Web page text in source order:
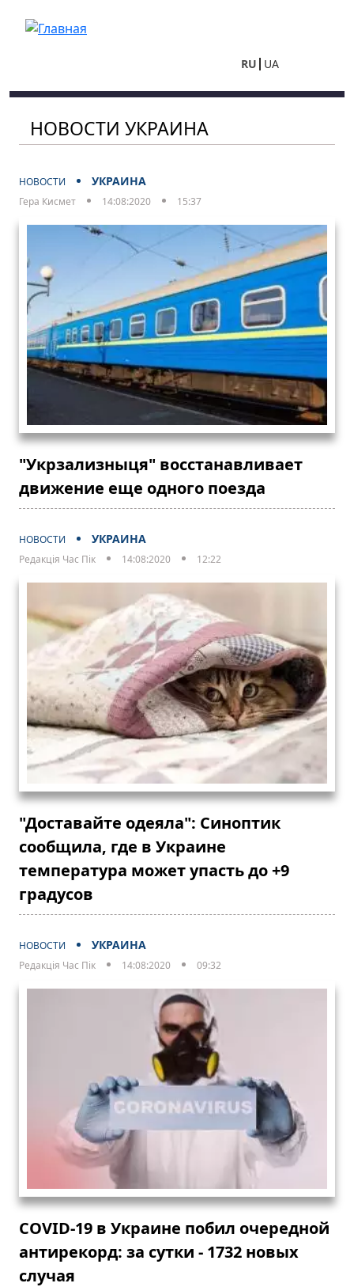
RU UA
НОВОСТИ УКРАИНА
НОВОСТИ УКРАИНА
Гера Кисмет 14:08:2020 15:37
"Укрзализныця" восстанавливает
движение еще одного поезда
НОВОСТИ УКРАИНА
Редакція Час Пік 14:08:2020 12:22
"Доставайте одеяла": Синоптик
сообщила, где в Украине
температура может упасть до +9
градусов
НОВОСТИ УКРАИНА
Редакція Час Пік 14:08:2020 09:32
COVID-19 в Украине побил очередной
антирекорд: за сутки - 1732 новых
случая